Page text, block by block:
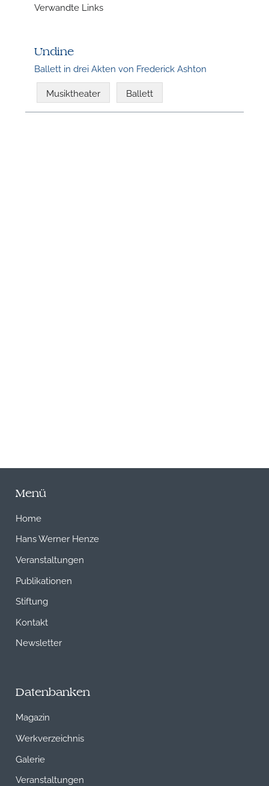
Verwandte Links
Undine
Ballett in drei Akten von Frederick Ashton
Musiktheater Ballett
Menü
Home
Hans Werner Henze
Veranstaltungen
Publikationen
Stiftung
Kontakt
Newsletter
Datenbanken
Magazin
Werkverzeichnis
Galerie
Veranstaltungen